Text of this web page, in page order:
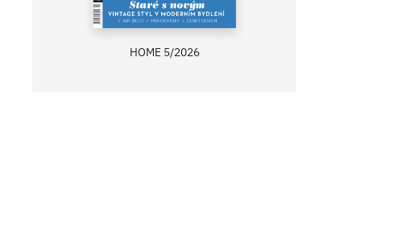
HOME 5/2026